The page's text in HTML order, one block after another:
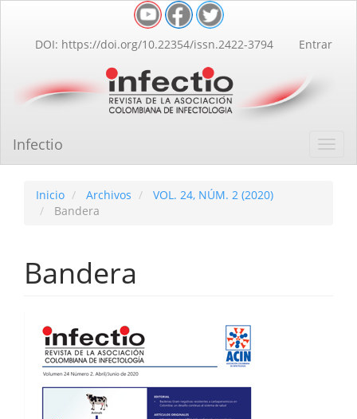
Contenido
principal
lateral
DOI: https://doi.org/10.22354/issn.2422-3794 Entrar
Infectio
Inicio Archivos
VOL. 24, NÚM. 2 (2020)
Bandera
Bandera
Barra
lateral
del
artículo